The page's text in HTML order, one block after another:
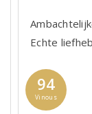
Echte
94
Vinous